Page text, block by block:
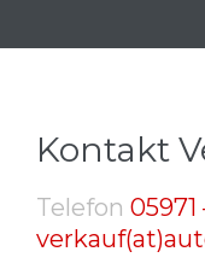
Kontakt
Telefon 05971